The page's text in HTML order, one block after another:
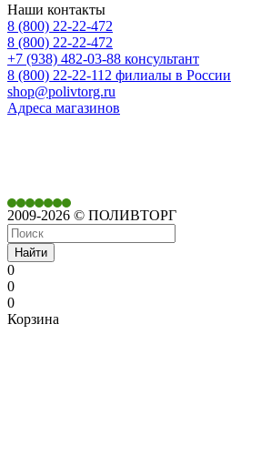
Наши контакты
8 (800) 22-22-472
8 (800) 22-22-472
+7 (938) 482-03-88 консультант
8 (800) 22-22-112 филиалы в России
shop@polivtorg.ru
Адреса магазинов
2009-2026 © ПОЛИВТОРГ
Найти
0
0
0
Корзина